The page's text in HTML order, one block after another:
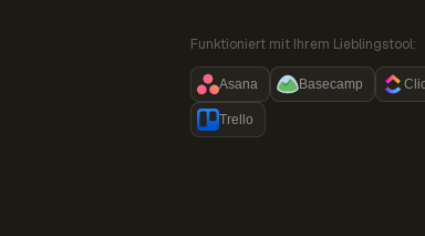
Funktioniert mit Ihrem Lieblingstool:
Asana Basecamp
Trello